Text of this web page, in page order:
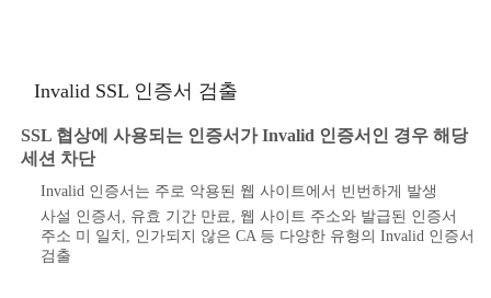
Invalid SSL 인증서 검출
SSL 협상에 사용되는 인증서가 Invalid 인증서인 경우 해당
세션 차단
Invalid 인증서는 주로 악용된 웹 사이트에서 빈번하게 발생
사설 인증서, 유효 기간 만료, 웹 사이트 주소와 발급된 인증서
주소 미 일치, 인가되지 않은 CA 등 다양한 유형의 Invalid 인증서
검출